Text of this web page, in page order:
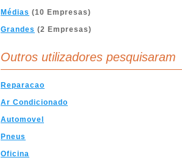
Médias (10 Empresas)
Grandes (2 Empresas)
Outros utilizadores pesquisaram
Reparacao
Ar Condicionado
Automovel
Pneus
Oficina